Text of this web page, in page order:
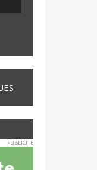
PUBLICITE